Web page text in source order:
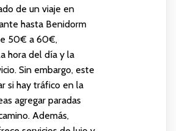
de un viaje en
hasta Benidorm
50€ a 60€,
hora del día y la
Sin embargo, este
si hay tráfico en la
agregar paradas
Además,